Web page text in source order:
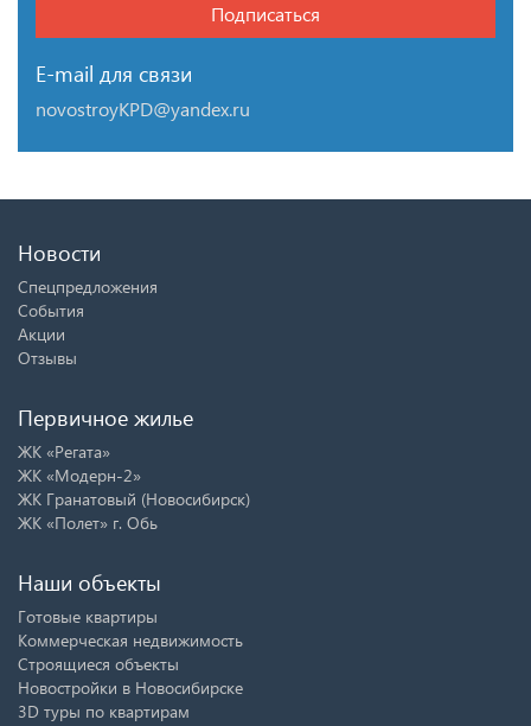
Подписаться
E-mail для связи
novostroyKPD@yandex.ru
Новости
Спецпредложения
События
Акции
Отзывы
Первичное жилье
ЖК «Регата»
ЖК «Модерн-2»
ЖК Гранатовый (Новосибирск)
ЖК «Полет» г. Обь
Наши объекты
Готовые квартиры
Коммерческая недвижимость
Строящиеся объекты
Новостройки в Новосибирске
3D туры по квартирам